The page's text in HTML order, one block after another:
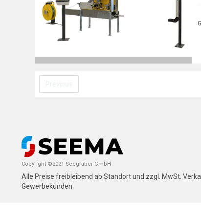
Copyright ©2021 Seegräber GmbH
Alle Preise freibleibend ab Standort und zzgl. MwSt.
Gewerbekunden.